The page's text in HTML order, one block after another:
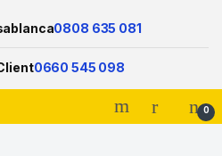
0808 635 081
0660 545 098
0